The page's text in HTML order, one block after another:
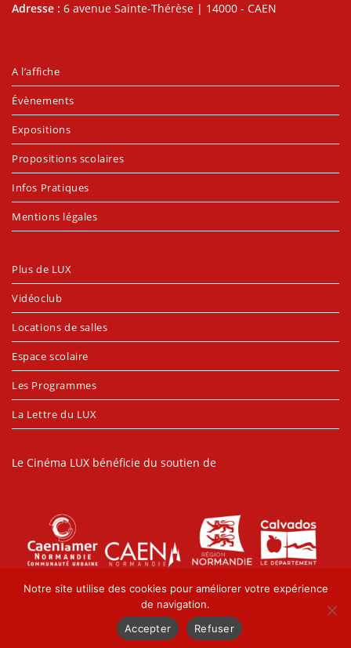
Adresse : 6 avenue Sainte-Thérèse | 14000 - CAEN
A l’affiche
Évènements
Expositions
Propositions scolaires
Infos Pratiques
Mentions légales
Plus de LUX
Vidéoclub
Locations de salles
Espace scolaire
Les Programmes
La Lettre du LUX
Le Cinéma LUX bénéficie du soutien de
Notre site utilise des cookies pour améliorer votre expérience
de navigation.
Accepter
Refuser